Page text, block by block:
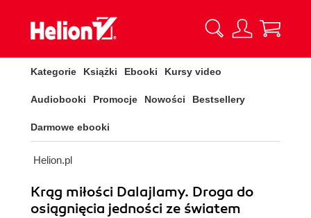
Kategorie Książki Ebooki Kursy video
Audiobooki Promocje Nowości Bestsellery
Darmowe ebooki
Helion.pl
Krąg miłości Dalajlamy. Droga do
osiągnięcia jedności ze światem